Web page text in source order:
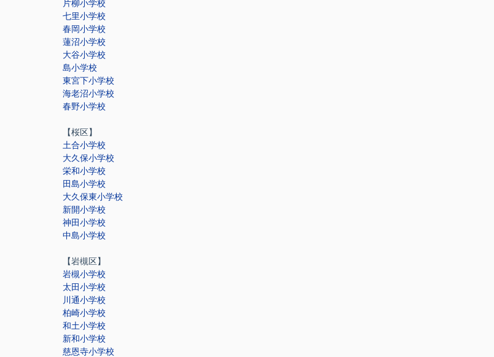
片柳小学校
七里小学校
春岡小学校
蓮沼小学校
大谷小学校
島小学校
東宮下小学校
海老沼小学校
春野小学校
【桜区】
土合小学校
大久保小学校
栄和小学校
田島小学校
大久保東小学校
新開小学校
神田小学校
中島小学校
【岩槻区】
岩槻小学校
太田小学校
川通小学校
柏崎小学校
和土小学校
新和小学校
慈恩寺小学校